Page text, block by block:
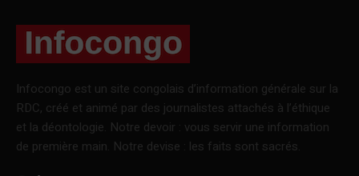
Infocongo est un site congolais d’information générale sur la
RDC, créé et animé par des journalistes attachés à l’éthique
et la déontologie. Notre devoir : vous servir une information
de première main. Notre devise : les faits sont sacrés.